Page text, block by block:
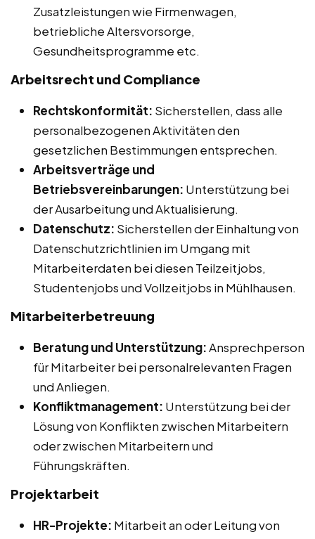
Zusatzleistungen wie Firmenwagen,
betriebliche Altersvorsorge,
Gesundheitsprogramme etc.
Arbeitsrecht und Compliance
Rechtskonformität: Sicherstellen, dass alle
personalbezogenen Aktivitäten den
gesetzlichen Bestimmungen entsprechen.
Arbeitsverträge und
Betriebsvereinbarungen: Unterstützung bei
der Ausarbeitung und Aktualisierung.
Datenschutz: Sicherstellen der Einhaltung von
Datenschutzrichtlinien im Umgang mit
Mitarbeiterdaten bei diesen Teilzeitjobs,
Studentenjobs und Vollzeitjobs in Mühlhausen.
Mitarbeiterbetreuung
Beratung und Unterstützung:Ansprechperson
für Mitarbeiter bei personalrelevanten Fragen
und Anliegen.
Konfliktmanagement: Unterstützung bei der
Lösung von Konflikten zwischen Mitarbeitern
oder zwischen Mitarbeitern und
Führungskräften.
Projektarbeit
HR-Projekte: Mitarbeit an oder Leitung von